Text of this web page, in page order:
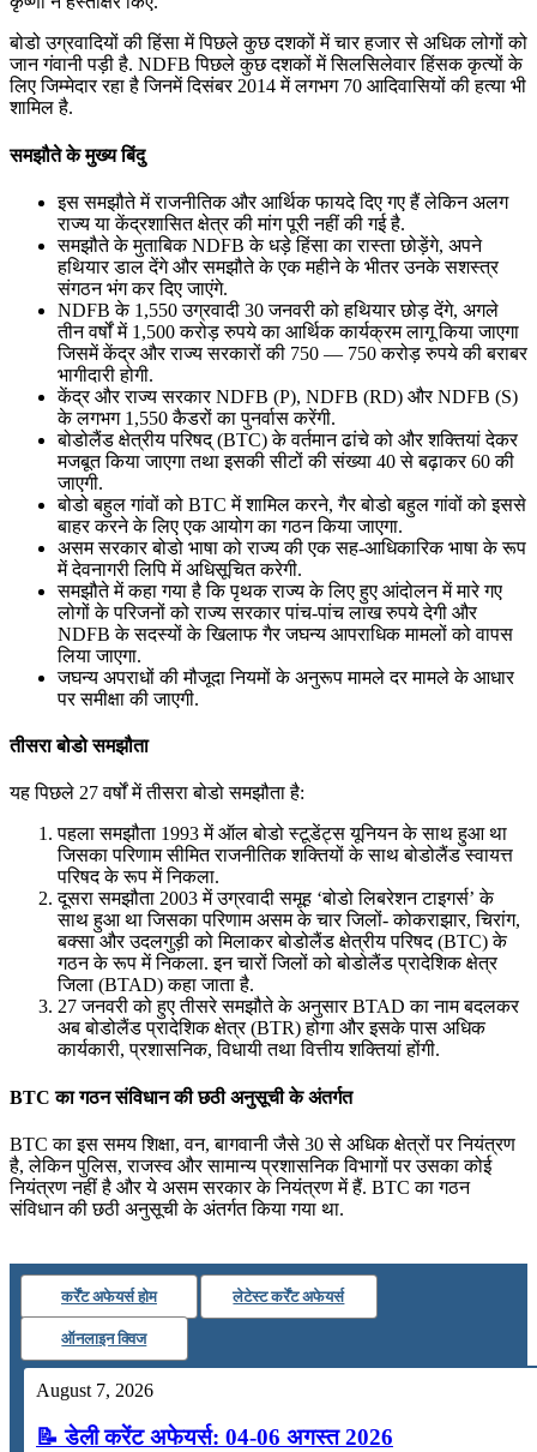
बोडो उग्रवादियों की हिंसा में पिछले कुछ दशकों में चार हजार से अधिक लोगों को
जान गंवानी पड़ी है. NDFB पिछले कुछ दशकों में सिलसिलेवार हिंसक कृत्यों के
लिए जिम्मेदार रहा है जिनमें दिसंबर 2014 में लगभग 70 आदिवासियों की हत्या भी
शामिल है.
समझौते के मुख्य बिंदु
इस समझौते में राजनीतिक और आर्थिक फायदे दिए गए हैं लेकिन अलग
राज्य या केंद्रशासित क्षेत्र की मांग पूरी नहीं की गई है.
समझौते के मुताबिक NDFB के धड़े हिंसा का रास्ता छोड़ेंगे, अपने
हथियार डाल देंगे और समझौते के एक महीने के भीतर उनके सशस्त्र
संगठन भंग कर दिए जाएंगे.
NDFB के 1,550 उग्रवादी 30 जनवरी को हथियार छोड़ देंगे, अगले
तीन वर्षों में 1,500 करोड़ रुपये का आर्थिक कार्यक्रम लागू किया जाएगा
जिसमें केंद्र और राज्य सरकारों की 750 — 750 करोड़ रुपये की बराबर
भागीदारी होगी.
केंद्र और राज्य सरकार NDFB (P), NDFB (RD) और NDFB (S)
के लगभग 1,550 कैडरों का पुनर्वास करेंगी.
बोडोलैंड क्षेत्रीय परिषद् (BTC) के वर्तमान ढांचे को और शक्तियां देकर
मजबूत किया जाएगा तथा इसकी सीटों की संख्या 40 से बढ़ाकर 60 की
जाएगी.
बोडो बहुल गांवों को BTC में शामिल करने, गैर बोडो बहुल गांवों को इससे
बाहर करने के लिए एक आयोग का गठन किया जाएगा.
असम सरकार बोडो भाषा को राज्य की एक सह-आधिकारिक भाषा के रूप
में देवनागरी लिपि में अधिसूचित करेगी.
समझौते में कहा गया है कि पृथक राज्य के लिए हुए आंदोलन में मारे गए
लोगों के परिजनों को राज्य सरकार पांच-पांच लाख रुपये देगी और
NDFB के सदस्यों के खिलाफ गैर जघन्य आपराधिक मामलों को वापस
लिया जाएगा.
जघन्य अपराधों की मौजूदा नियमों के अनुरूप मामले दर मामले के आधार
पर समीक्षा की जाएगी.
तीसरा बोडो समझौता
यह पिछले 27 वर्षों में तीसरा बोडो समझौता है:
पहला समझौता 1993 में ऑल बोडो स्टूडेंट्स यूनियन के साथ हुआ था
जिसका परिणाम सीमित राजनीतिक शक्तियों के साथ बोडोलैंड स्वायत्त
परिषद के रूप में निकला.
दूसरा समझौता 2003 में उग्रवादी समूह ‘बोडो लिबरेशन टाइगर्स’ के
साथ हुआ था जिसका परिणाम असम के चार जिलों- कोकराझार, चिरांग,
बक्सा और उदलगुड़ी को मिलाकर बोडोलैंड क्षेत्रीय परिषद (BTC) के
गठन के रूप में निकला. इन चारों जिलों को बोडोलैंड प्रादेशिक क्षेत्र
जिला (BTAD) कहा जाता है.
27 जनवरी को हुए तीसरे समझौते के अनुसार BTAD का नाम बदलकर
अब बोडोलैंड प्रादेशिक क्षेत्र (BTR) होगा और इसके पास अधिक
कार्यकारी, प्रशासनिक, विधायी तथा वित्तीय शक्तियां होंगी.
BTC का गठन संविधान की छठी अनुसूची के अंतर्गत
BTC का इस समय शिक्षा, वन, बागवानी जैसे 30 से अधिक क्षेत्रों पर नियंत्रण
है, लेकिन पुलिस, राजस्व और सामान्य प्रशासनिक विभागों पर उसका कोई
नियंत्रण नहीं है और ये असम सरकार के नियंत्रण में हैं. BTC का गठन
संविधान की छठी अनुसूची के अंतर्गत किया गया था.
कर्रेंट अफेयर्स होम लेटेस्ट कर्रेंट अफेयर्स
ऑनलाइन क्विज
August 7, 2026
📝 डेली करेंट अफेयर्स: 04-06 अगस्त 2026